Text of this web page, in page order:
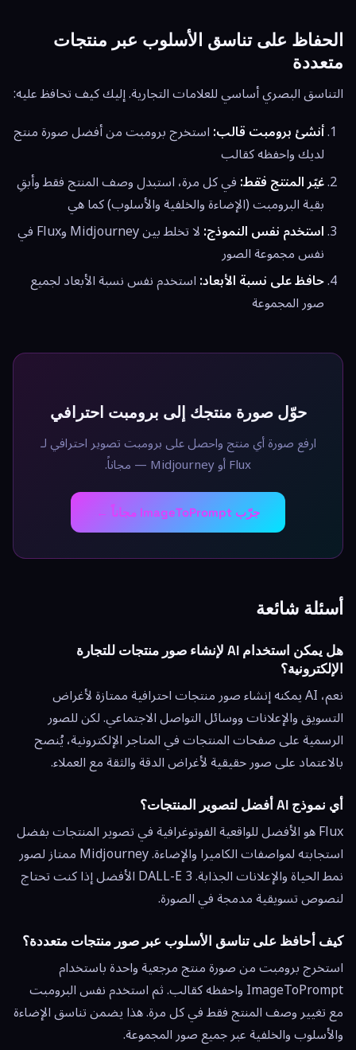
الحفاظ على تناسق الأسلوب عبر منتجات
متعددة
التناسق البصري أساسي للعلامات التجارية. إليك كيف تحافظ عليه:
أنشئ برومبت قالب:استخرج برومبت من أفضل صورة منتج
لديك واحفظه كقالب
غيّر المنتج فقط:في كل مرة، استبدل وصف المنتج فقط وأبقِ
بقية البرومبت (الإضاءة والخلفية والأسلوب) كما هي
استخدم نفس النموذج:
لا تخلط بين Midjourney وFlux في
نفس مجموعة الصور
حافظ على نسبة الأبعاد:استخدم نفس نسبة الأبعاد لجميع
صور المجموعة
حوّل صورة منتجك إلى برومبت احترافي
ارفع صورة أي منتج واحصل على برومبت تصوير احترافي لـ
Flux أو Midjourney — مجاناً.
جرّب ImageToPrompt مجاناً ←
أسئلة شائعة
هل يمكن استخدام AI لإنشاء صور منتجات للتجارة
الإلكترونية؟
نعم، AI يمكنه إنشاء صور منتجات احترافية ممتازة لأغراض
التسويق والإعلانات ووسائل التواصل الاجتماعي. لكن للصور
الرسمية على صفحات المنتجات في المتاجر الإلكترونية، يُنصح
بالاعتماد على صور حقيقية لأغراض الدقة والثقة مع العملاء.
أي نموذج AI أفضل لتصوير المنتجات؟
Flux هو الأفضل للواقعية الفوتوغرافية في تصوير المنتجات بفضل
استجابته لمواصفات الكاميرا والإضاءة. Midjourney ممتاز لصور
نمط الحياة والإعلانات الجذابة. DALL-E 3 الأفضل إذا كنت تحتاج
لنصوص تسويقية مدمجة في الصورة.
كيف أحافظ على تناسق الأسلوب عبر صور منتجات متعددة؟
استخرج برومبت من صورة منتج مرجعية واحدة باستخدام
ImageToPrompt واحفظه كقالب. ثم استخدم نفس البرومبت
مع تغيير وصف المنتج فقط في كل مرة. هذا يضمن تناسق الإضاءة
والأسلوب والخلفية عبر جميع صور المجموعة.